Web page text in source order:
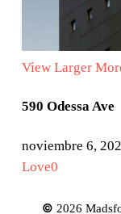
View Larger
590 Odessa Ave
noviembre 6,
Love0
©2026